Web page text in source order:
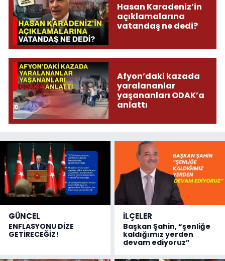
Hasan Karadeniz’in
açıklamalarına
vatandaş ne dedi?
Afyon’daki kazada
yaralananlar
yaşananları ODAK’a
anlattı
GÜNCEL
ENFLASYONU DİZE
GETİRECEĞİZ!
İLÇELER
Başkan Şahin, “şenliğe
kaldığımız yerden
devam ediyoruz”